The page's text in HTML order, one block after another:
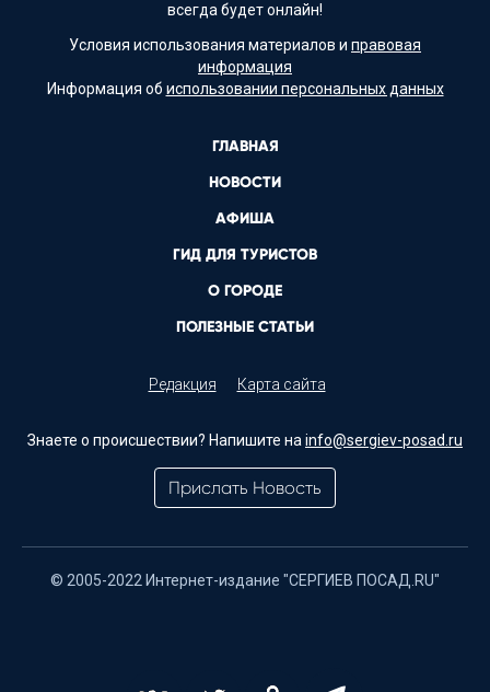
всегда будет онлайн!
Условия использования материалов и правовая
информация
Информация об использовании персональных данных
ГЛАВНАЯ
НОВОСТИ
АФИША
ГИД ДЛЯ ТУРИСТОВ
О ГОРОДЕ
ПОЛЕЗНЫЕ СТАТЬИ
Редакция Карта сайта
Знаете о происшествии? Напишите на info@sergiev-posad.ru
Прислать Новость
© 2005-2022 Интернет-издание "СЕРГИЕВ ПОСАД.RU"